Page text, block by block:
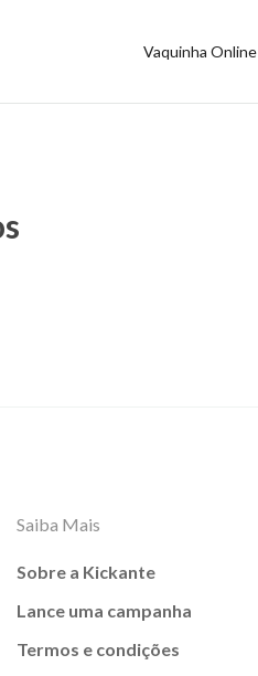
Vaquinha Online
Saiba Mais
Sobre a Kickante
Lance uma campanha
Termos e condições